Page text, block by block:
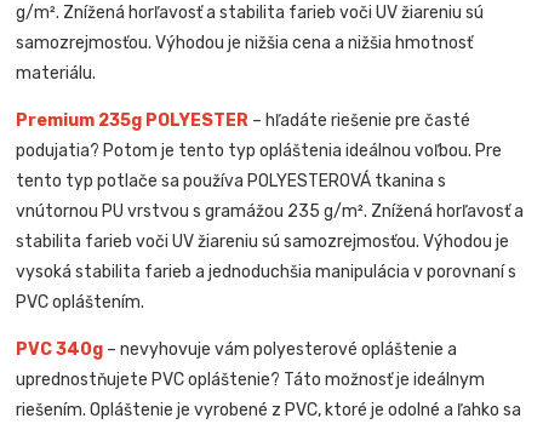
g/m². Znížená horľavosť a stabilita farieb voči UV žiareniu sú
samozrejmosťou. Výhodou je nižšia cena a nižšia hmotnosť
materiálu.
Premium 235g POLYESTER – hľadáte riešenie pre časté
podujatia? Potom je tento typ opláštenia ideálnou voľbou. Pre
tento typ potlače sa používa POLYESTEROVÁ tkanina s
vnútornou PU vrstvou s gramážou 235 g/m². Znížená horľavosť a
stabilita farieb voči UV žiareniu sú samozrejmosťou. Výhodou je
vysoká stabilita farieb a jednoduchšia manipulácia v porovnaní s
PVC opláštením.
PVC 340g – nevyhovuje vám polyesterové opláštenie a
uprednostňujete PVC opláštenie? Táto možnosť je ideálnym
riešením. Opláštenie je vyrobené z PVC, ktoré je odolné a ľahko sa